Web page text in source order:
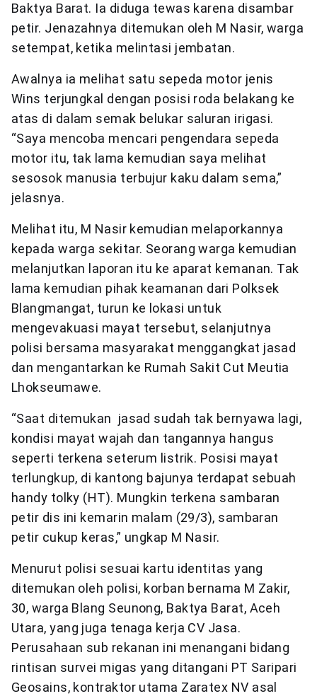
Baktya Barat. Ia diduga tewas karena disambar
petir. Jenazahnya ditemukan oleh M Nasir, warga
setempat, ketika melintasi jembatan.
Awalnya ia melihat satu sepeda motor jenis
Wins terjungkal dengan posisi roda belakang ke
atas di dalam semak belukar saluran irigasi.
“Saya mencoba mencari pengendara sepeda
motor itu, tak lama kemudian saya melihat
sesosok manusia terbujur kaku dalam sema,”
jelasnya.
Melihat itu, M Nasir kemudian melaporkannya
kepada warga sekitar. Seorang warga kemudian
melanjutkan laporan itu ke aparat kemanan. Tak
lama kemudian pihak keamanan dari Polksek
Blangmangat, turun ke lokasi untuk
mengevakuasi mayat tersebut, selanjutnya
polisi bersama masyarakat menggangkat jasad
dan mengantarkan ke Rumah Sakit Cut Meutia
Lhokseumawe.
“Saat ditemukan jasad sudah tak bernyawa lagi,
kondisi mayat wajah dan tangannya hangus
seperti terkena seterum listrik. Posisi mayat
terlungkup, di kantong bajunya terdapat sebuah
handy tolky (HT). Mungkin terkena sambaran
petir dis ini kemarin malam (29/3), sambaran
petir cukup keras,” ungkap M Nasir.
Menurut polisi sesuai kartu identitas yang
ditemukan oleh polisi, korban bernama M Zakir,
30, warga Blang Seunong, Baktya Barat, Aceh
Utara, yang juga tenaga kerja CV Jasa.
Perusahaan sub rekanan ini menangani bidang
rintisan survei migas yang ditangani PT Saripari
Geosains, kontraktor utama Zaratex NV asal